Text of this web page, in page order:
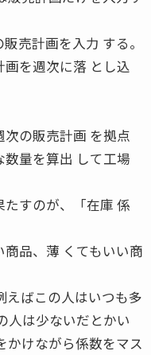
売計画を入力 する。
を週次に落 とし込
の販売計画 を拠点
量を算出 して工場
すのが、「在庫 係
品、薄 くてもいい商
えばこの人はいつも多
人は少ないだとかい
かけながら係数をマス